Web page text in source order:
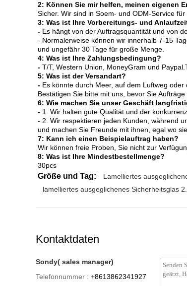
2: Können Sie mir helfen, meinen eigenen
Sicher. Wir sind in Soem- und ODM-Service
3: Was ist Ihre Vorbereitungs- und
- Es hängt von der Auftragsquantität und von
- Normalerweise können wir innerhalb 7-15
und ungefähr 30 Tage für große Menge.
4: Was ist Ihre Zahlungsbedingung?
- T/T, Western Union, MoneyGram und
5: Was ist der Versandart?
- Es könnte durch Meer, auf dem Luftweg oder
Bestätigen Sie bitte mit uns, bevor Sie Aufträge
6: Wie machen Sie unser Geschäft
- 1. Wir halten gute Qualität und der
- 2. Wir respektieren jeden Kunden, während
und machen Sie Freunde mit ihnen, egal wo
7: Kann ich einen Beispielauftrag haben?
Wir können freie Proben, Sie nicht zur
8: Was ist Ihre Mindestbestellmenge?
30pcs
Größe und Tag: Lamelliertes
lamelliertes ausgeglichenes Sicherheitsglas
Kontaktdaten
Sondy( sales manager)
Telefonnummer : +8613862341927